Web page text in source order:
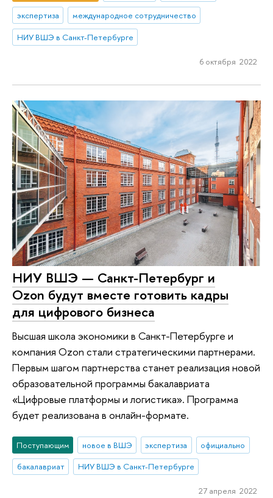
экспертиза
международное сотрудничество
НИУ ВШЭ в Санкт-Петербурге
6 октября 2022
НИУ ВШЭ — Санкт-Петербург и
Ozon будут вместе готовить кадры
для цифрового бизнеса
Высшая школа экономики в Санкт-Петербурге и
компания Ozon стали стратегическими партнерами.
Первым шагом партнерства станет реализация новой
образовательной программы бакалавриата
«Цифровые платформы и логистика». Программа
будет реализована в онлайн-формате.
Поступающим новое в ВШЭ экспертиза
официально
бакалавриат
НИУ ВШЭ в Санкт-Петербурге
27 апреля 2022